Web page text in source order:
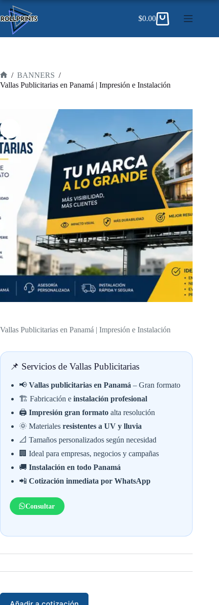
Saltar
contenido
Carro
compra
$0.00
Inicio
/ BANNERS /
Vallas Publicitarias en Panamá | Impresión e Instalación
Vallas Publicitarias en Panamá | Impresión e Instalación
📌 Servicios de Vallas Publicitarias
📢Vallas publicitarias en Panamá – Gran formato
🏗️ Fabricación einstalación profesional
🖨️Impresión gran formato alta resolución
🌞 Materialesresistentes a UV y lluvia
📐 Tamaños personalizados según necesidad
🏢 Ideal para empresas, negocios y campañas
🚚Instalación en todo Panamá
📲Cotización inmediata por WhatsApp
Consultar